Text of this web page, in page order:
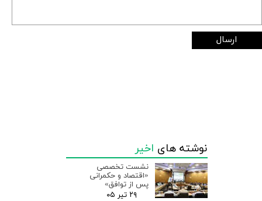
ارسال
نوشته های اخیر
نشست تخصصی
«اقتصاد و حکمرانی
پس از توافق»
۲۹ تیر ۰۵